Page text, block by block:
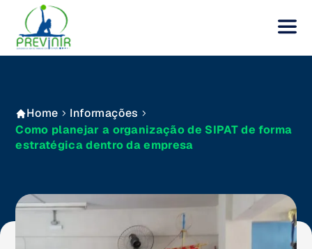
Home
Informações
Como planejar a organização de SIPAT de forma
estratégica dentro da empresa